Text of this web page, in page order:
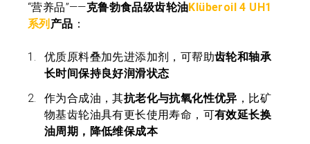
“营养品”——克鲁勃食品级齿轮油Klüberoil 4 UH1
系列 产品 ：
优质原料叠加先进添加剂，可帮助齿轮和轴承
长时间保持良好润滑状态
作为合成油，其抗老化与抗氧化性优异 ，比矿
物基齿轮油具有更长使用寿命，可有效延长换
油周期，降低维保成本